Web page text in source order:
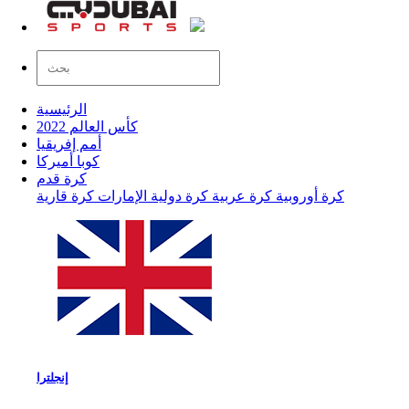
الرئيسية
كأس العالم 2022
أمم إفريقيا
كوبا أميركا
كرة قدم
كرة أوروبية كرة عربية كرة دولية الإمارات كرة قارية
إنجلترا